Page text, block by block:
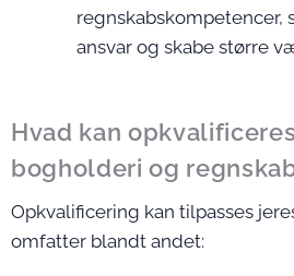
regnskabskompetencer,
ansvar og skabe større
Hvad kan
bogholderi og
Opkvalificering kan tilpasses
omfatter blandt andet: